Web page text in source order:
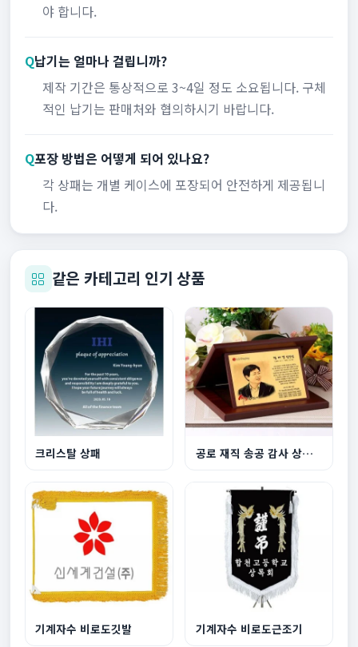
야 합니다.
Q납기는 얼마나 걸립니까?
제작 기간은 통상적으로 3~4일 정도 소요됩니다. 구체
적인 납기는 판매처와 협의하시기 바랍니다.
Q포장 방법은 어떻게 되어 있나요?
각 상패는 개별 케이스에 포장되어 안전하게 제공됩니
다.
같은 카테고리 인기 상품
크리스탈 상패 공로 재직 송공 감사 상패 : TKS003P
기계자수 비로도깃발 기계자수 비로도근조기